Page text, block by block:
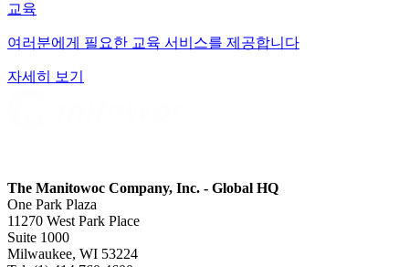
교육
여러분에게 필요한 교육 서비스를 제공합니다
자세히 보기
The Manitowoc Company, Inc. - Global HQ
One Park Plaza
11270 West Park Place
Suite 1000
Milwaukee, WI 53224